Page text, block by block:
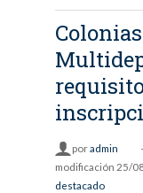
poradmin
modificación 25/
destacado